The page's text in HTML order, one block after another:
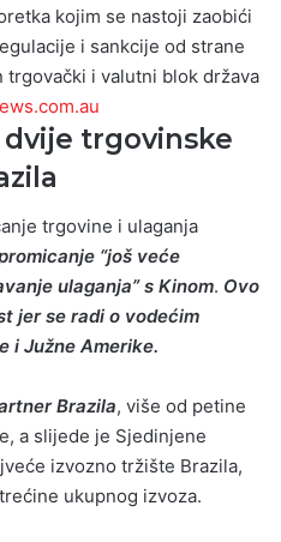
kojim se nastoji zaobići
i sankcije od strane
trgovački i valutni blok država
trgovinske
trgovine i ulaganja
“još veće
ulaganja” s Kinom. Ovo
jer se radi o vodećim
i Južne Amerike.
Brazila, više od petine
a slijede je Sjedinjene
izvozno tržište Brazila,
ukupnog izvoza.